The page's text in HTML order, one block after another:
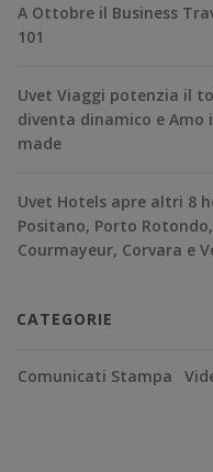
A Ottobre il Business
101
Uvet Viaggi potenzia il
diventa dinamico e
made
Uvet Hotels apre altri 8
Positano, Porto
Courmayeur, Corvara e
CATEGORIE
Comunicati Stampa